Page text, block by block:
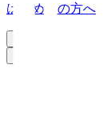
はじめての方へ